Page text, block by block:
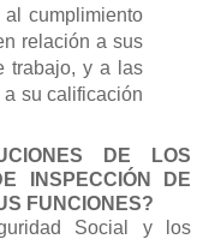
cumplimiento
relación a sus
trabajo, y a las
su calificación
DE LOS
INSPECCIÓN DE
FUNCIONES?
Social y los